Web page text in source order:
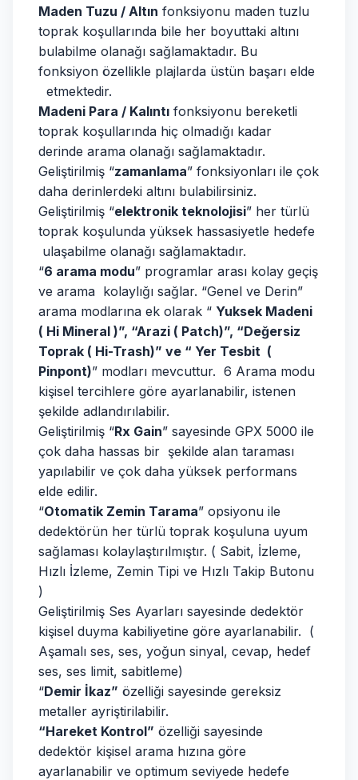
Maden Tuzu / Altın fonksiyonu maden tuzlu
toprak koşullarında bile her boyuttaki altını
bulabilme olanağı sağlamaktadır. Bu
fonksiyon özellikle plajlarda üstün başarı elde
etmektedir.
Madeni Para / Kalıntı fonksiyonu bereketli
toprak koşullarında hiç olmadığı kadar
derinde arama olanağı sağlamaktadır.
Geliştirilmiş “zamanlama” fonksiyonları ile çok
daha derinlerdeki altını bulabilirsiniz.
Geliştirilmiş “elektronik teknolojisi” her türlü
toprak koşulunda yüksek hassasiyetle hedefe
ulaşabilme olanağı sağlamaktadır.
“6 arama modu” programlar arası kolay geçiş
ve arama kolaylığı sağlar. “Genel ve Derin”
arama modlarına ek olarak “ Yuksek Madeni
( Hi Mineral )”, “Arazi ( Patch)”, “Değersiz
Toprak ( Hi-Trash)” ve “ Yer Tesbit (
Pinpont)” modları mevcuttur. 6 Arama modu
kişisel tercihlere göre ayarlanabilir, istenen
şekilde adlandırılabilir.
Geliştirilmiş “Rx Gain” sayesinde GPX 5000 ile
çok daha hassas bir şekilde alan taraması
yapılabilir ve çok daha yüksek performans
elde edilir.
“Otomatik Zemin Tarama” opsiyonu ile
dedektörün her türlü toprak koşuluna uyum
sağlaması kolaylaştırılmıştır. ( Sabit, İzleme,
Hızlı İzleme, Zemin Tipi ve Hızlı Takip Butonu
)
Geliştirilmiş Ses Ayarları sayesinde dedektör
kişisel duyma kabiliyetine göre ayarlanabilir. (
Aşamalı ses, ses, yoğun sinyal, cevap, hedef
ses, ses limit, sabitleme)
“Demir İkaz” özelliği sayesinde gereksiz
metaller ayriştirilabilir.
“Hareket Kontrol” özelliği sayesinde
dedektör kişisel arama hızına göre
ayarlanabilir ve optimum seviyede hedefe